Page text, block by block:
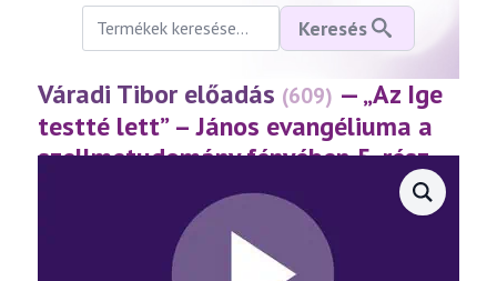
Keresés
következőre:
Keresés
Váradi Tibor előadás (609) — „Az Ige
testté lett” – János evangéliuma a
szellmetudomány fényében 5. rész